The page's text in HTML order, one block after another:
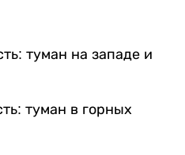
туман на западе и
туман в горных